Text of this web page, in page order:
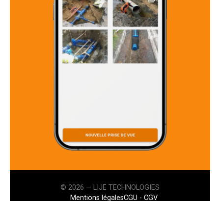
© 2026 — LIJE TECHNOLOGIES
Mentions légalesCGU - CGV